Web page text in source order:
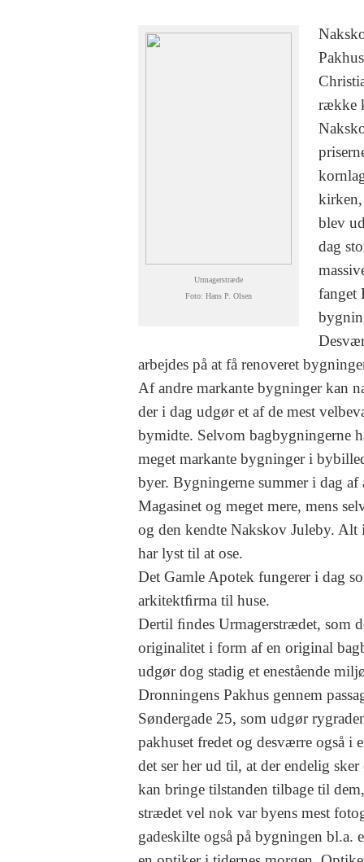
Urmagerstræde
Foto: Hans P. Olsen
række
blev
dag
fanget
arbejdes på at få renoveret
Af andre markante bygninger kan
der i dag udgør et af de mest
bymidte. Selvom bagbygningerne
meget markante bygninger i
byer. Bygningerne summer i dag
Magasinet og meget mere, mens
og den kendte Nakskov Juleby.
har lyst til at ose.
Det Gamle Apotek fungerer i dag
arkitektﬁrma til huse.
Dertil ﬁndes Urmagerstrædet, som
originalitet i form af en original
udgør dog stadig et enestående
Dronningens Pakhus gennem
Søndergade 25, som udgør
pakhuset fredet og desværre også i
det ser her ud til, at der endelig
kan bringe tilstanden tilbage til
strædet vel nok var byens mest
gadeskilte også på bygningen bl.a.